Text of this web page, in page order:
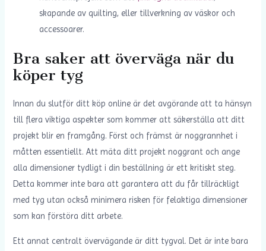
skapande av quilting, eller tillverkning av väskor och
accessoarer.
Bra saker att överväga när du
köper tyg
Innan du slutför ditt köp online är det avgörande att ta hänsyn
till flera viktiga aspekter som kommer att säkerställa att ditt
projekt blir en framgång. Först och främst är noggrannhet i
måtten essentiellt. Att mäta ditt projekt noggrant och ange
alla dimensioner tydligt i din beställning är ett kritiskt steg.
Detta kommer inte bara att garantera att du får tillräckligt
med tyg utan också minimera risken för felaktiga dimensioner
som kan förstöra ditt arbete.
Ett annat centralt övervägande är ditt tygval. Det är inte bara